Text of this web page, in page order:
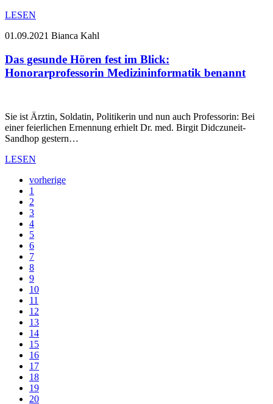
LESEN
01.09.2021 Bianca Kahl
Das gesunde Hören fest im Blick:
Honorarprofessorin Medizininformatik benannt
Sie ist Ärztin, Soldatin, Politikerin und nun auch Professorin: Bei
einer feierlichen Ernennung erhielt Dr. med. Birgit Didczuneit-
Sandhop gestern…
LESEN
vorherige
1
2
3
4
5
6
7
8
9
10
11
12
13
14
15
16
17
18
19
20